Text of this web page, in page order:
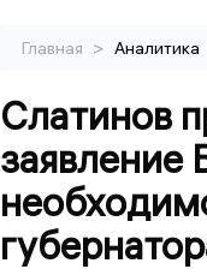
Главная > Аналитика
Слатинов
заявление